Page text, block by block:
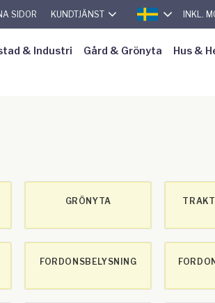
SIDOR KUNDTJÄNST
SVENSKA
INKL.
& Industri Gård & Grönyta Hus &
GRÖNYTA
FORDONSBELYSNING